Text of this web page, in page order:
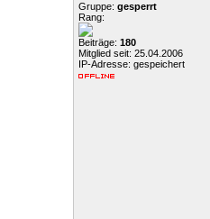
Gruppe: gesperrt
Rang:
Beiträge: 180
Mitglied seit: 25.04.2006
IP-Adresse: gespeichert